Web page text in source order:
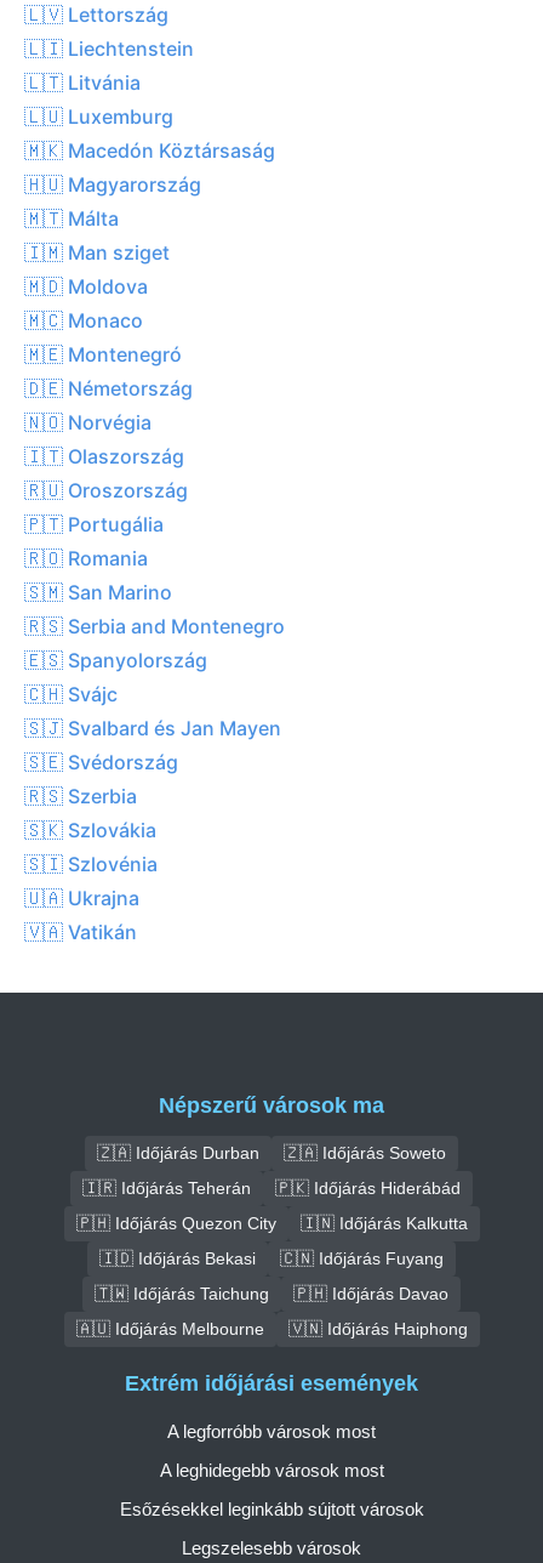
🇱🇻 Lettország
🇱🇮 Liechtenstein
🇱🇹 Litvánia
🇱🇺 Luxemburg
🇲🇰 Macedón Köztársaság
🇭🇺 Magyarország
🇲🇹 Málta
🇮🇲 Man sziget
🇲🇩 Moldova
🇲🇨 Monaco
🇲🇪 Montenegró
🇩🇪 Németország
🇳🇴 Norvégia
🇮🇹 Olaszország
🇷🇺 Oroszország
🇵🇹 Portugália
🇷🇴 Romania
🇸🇲 San Marino
🇷🇸 Serbia and Montenegro
🇪🇸 Spanyolország
🇨🇭 Svájc
🇸🇯 Svalbard és Jan Mayen
🇸🇪 Svédország
🇷🇸 Szerbia
🇸🇰 Szlovákia
🇸🇮 Szlovénia
🇺🇦 Ukrajna
🇻🇦 Vatikán
Népszerű városok ma
🇿🇦 Időjárás Durban
🇿🇦 Időjárás Soweto
🇮🇷 Időjárás Teherán
🇵🇰 Időjárás Hiderábád
🇵🇭 Időjárás Quezon City
🇮🇳 Időjárás Kalkutta
🇮🇩 Időjárás Bekasi
🇨🇳 Időjárás Fuyang
🇹🇼 Időjárás Taichung
🇵🇭 Időjárás Davao
🇦🇺 Időjárás Melbourne
🇻🇳 Időjárás Haiphong
Extrém időjárási események
A legforróbb városok most
A leghidegebb városok most
Esőzésekkel leginkább sújtott városok
Legszelesebb városok